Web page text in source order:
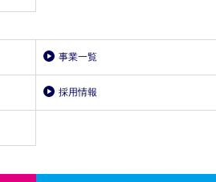
事業一覧
採用情報